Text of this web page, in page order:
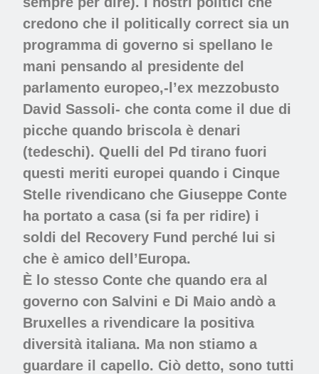
credono che il politically correct sia un
programma di governo si spellano le
mani pensando al presidente del
parlamento europeo,-l’ex mezzobusto
David Sassoli- che conta come il due di
picche quando briscola è denari
(tedeschi). Quelli del Pd tirano fuori
questi meriti europei quando i Cinque
Stelle rivendicano che Giuseppe Conte
ha portato a casa (si fa per ridire) i
soldi del Recovery Fund perché lui si
che è amico dell’Europa.
È lo stesso Conte che quando era al
governo con Salvini e Di Maio andò a
Bruxelles a rivendicare la positiva
diversità italiana. Ma non stiamo a
guardare il capello. Ciò detto, sono tutti